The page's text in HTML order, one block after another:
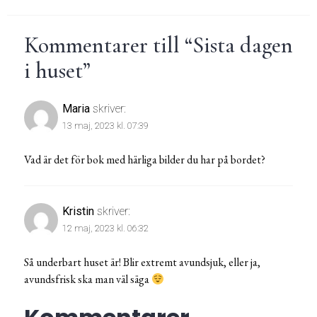
Kommentarer till “Sista dagen
i huset”
Maria skriver:
13 maj, 2023 kl. 07:39
Vad är det för bok med härliga bilder du har på bordet?
Kristin skriver:
12 maj, 2023 kl. 06:32
Så underbart huset är! Blir extremt avundsjuk, eller ja,
avundsfrisk ska man väl säga